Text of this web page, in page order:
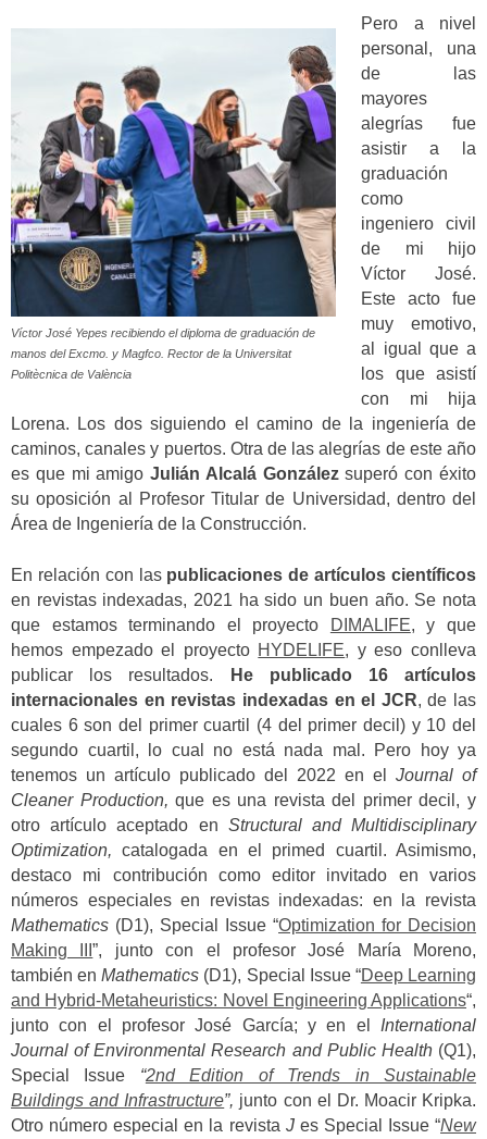
Víctor José Yepes recibiendo el diploma de graduación de
manos del Excmo. y Magfco. Rector de la Universitat
Politècnica de València
Pero a nivel
personal, una
de las
mayores
alegrías fue
asistir a la
graduación
como
ingeniero civil
de mi hijo
Víctor José.
Este acto fue
muy emotivo,
al igual que a
los que asistí
con mi hija
Lorena. Los dos siguiendo el camino de la ingeniería de
caminos, canales y puertos. Otra de las alegrías de este año
es que mi amigoJulián Alcalá Gonzálezsuperó con éxito
su oposición al Profesor Titular de Universidad, dentro del
Área de Ingeniería de la Construcción.
En relación con las publicaciones de artículos científicos
en revistas indexadas, 2021 ha sido un buen año. Se nota
que estamos terminando el proyecto
DIMALIFE, y que
hemos empezado el proyecto HYDELIFE, y eso conlleva
publicar los resultados.
He publicado 16 artículos
internacionales en revistas indexadas en el JCR, de las
cuales 6 son del primer cuartil (4 del primer decil) y 10 del
segundo cuartil, lo cual no está nada mal. Pero hoy ya
tenemos un artículo publicado del 2022 en el Journal of
Cleaner Production,que es una revista del primer decil, y
otro artículo aceptado en Structural and Multidisciplinary
Optimization,catalogada en el primed cuartil. Asimismo,
destaco mi contribución como editor invitado en varios
números especiales en revistas indexadas: en la revista
Mathematics (D1), Special Issue “Optimization for Decision
Making III”, junto con el profesor José María Moreno,
también enMathematics (D1), Special Issue “Deep Learning
and Hybrid-Metaheuristics: Novel Engineering Applications“,
junto con el profesor José García; y en el International
Journal of Environmental Research and Public Health (Q1),
Special Issue “2nd Edition of Trends in Sustainable
Buildings and Infrastructure”, junto con el Dr. Moacir Kripka.
Otro número especial en la revista Jes Special Issue “New